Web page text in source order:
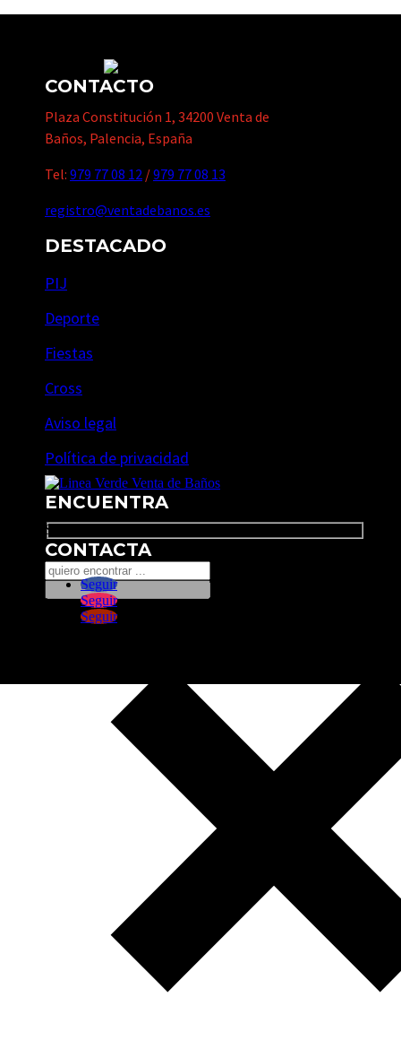
CONTACTO
Plaza Constitución 1, 34200 Venta de
Baños, Palencia, España
Tel: 979 77 08 12 /979 77 08 13
registro@ventadebanos.es
DESTACADO
PIJ
Deporte
Fiestas
Cross
Aviso legal
Política de privacidad
ENCUENTRA
Search
CONTACTA
Seguir
Seguir
Seguir